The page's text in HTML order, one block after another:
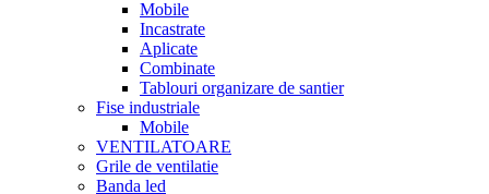
Mobile
Incastrate
Aplicate
Combinate
Tablouri organizare de santier
Fise industriale
Mobile
VENTILATOARE
Grile de ventilatie
Banda led